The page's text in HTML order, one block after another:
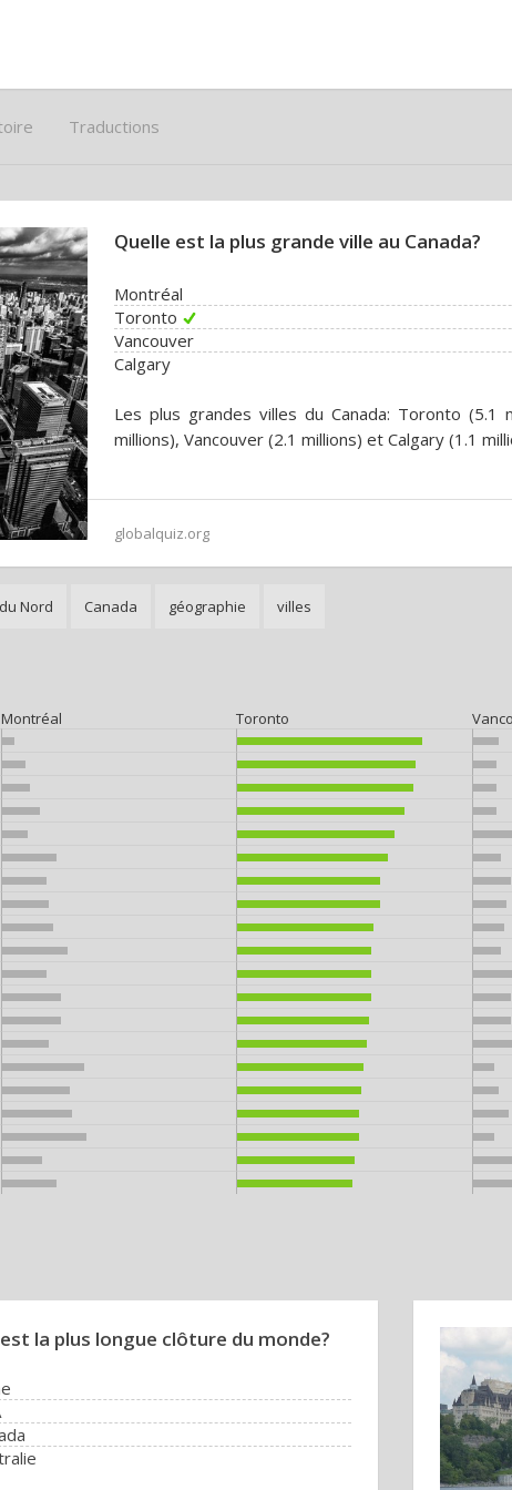
Traductions
Quelle est la plus grande ville au Canada?
Montréal
Toronto
Vancouver
Calgary
Les plus grandes villes du Canada: Toronto (5.1
millions), Vancouver (2.1 millions) et Calgary (1.1
globalquiz.org
Nord Canada géographie villes
Montréal Toronto
la plus longue clôture du monde?